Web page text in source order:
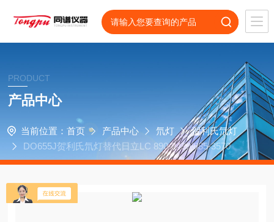
PRODUCT
产品中心
当前位置： 首页 产品中心 氘灯
贺利氏氘灯
DO655J贺利氏氘灯替代日立LC 890-2430/885-3570